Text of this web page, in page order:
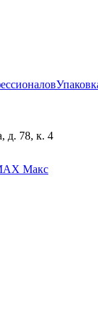
д. 78, к. 4
Макс